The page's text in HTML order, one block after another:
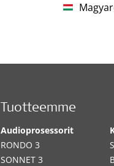
Tuotteemme
Audioprosessorit
RONDO 3
SONNET 3